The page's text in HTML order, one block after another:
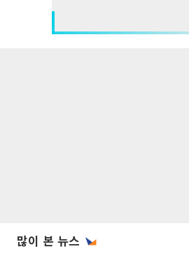
많이 본 뉴스